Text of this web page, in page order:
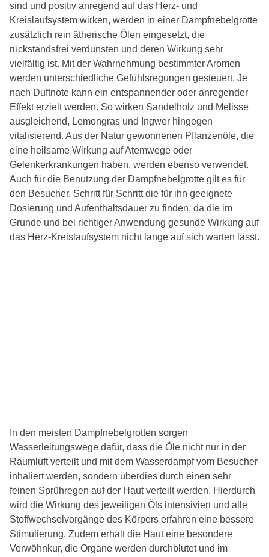
sind und positiv anregend auf das Herz- und
Kreislaufsystem wirken, werden in einer Dampfnebelgrotte
zusätzlich rein ätherische Ölen eingesetzt, die
rückstandsfrei verdunsten und deren Wirkung sehr
vielfältig ist. Mit der Wahrnehmung bestimmter Aromen
werden unterschiedliche Gefühlsregungen gesteuert. Je
nach Duftnote kann ein entspannender oder anregender
Effekt erzielt werden. So wirken Sandelholz und Melisse
ausgleichend, Lemongras und Ingwer hingegen
vitalisierend. Aus der Natur gewonnenen Pflanzenöle, die
eine heilsame Wirkung auf Atemwege oder
Gelenkerkrankungen haben, werden ebenso verwendet.
Auch für die Benutzung der Dampfnebelgrotte gilt es für
den Besucher, Schritt für Schritt die für ihn geeignete
Dosierung und Aufenthaltsdauer zu finden, da die im
Grunde und bei richtiger Anwendung gesunde Wirkung auf
das Herz-Kreislaufsystem nicht lange auf sich warten lässt.
In den meisten Dampfnebelgrotten sorgen
Wasserleitungswege dafür, dass die Öle nicht nur in der
Raumluft verteilt und mit dem Wasserdampf vom Besucher
inhaliert werden, sondern überdies durch einen sehr
feinen Sprühregen auf der Haut verteilt werden. Hierdurch
wird die Wirkung des jeweiligen Öls intensiviert und alle
Stoffwechselvorgänge des Körpers erfahren eine bessere
Stimulierung. Zudem erhält die Haut eine besondere
Verwöhnkur, die Organe werden durchblutet und im